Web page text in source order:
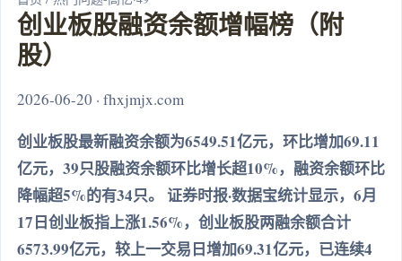
创业板股融资余额增幅榜（附
股）
2026-06-20 · fhxjmjx.com
创业板股最新融资余额为6549.51亿元，环比增加69.11
亿元，39只股融资余额环比增长超10%，融资余额环比
降幅超5%的有34只。 证券时报·数据宝统计显示，6月
17日创业板指上涨1.56%，创业板股两融余额合计
6573.99亿元，较上一交易日增加69.31亿元，已连续4